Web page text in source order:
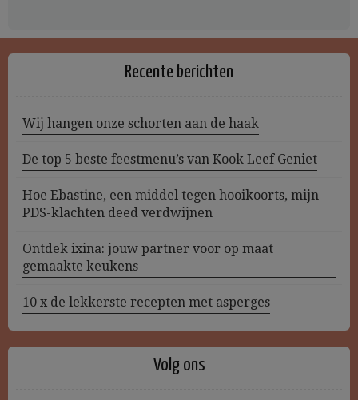
Recente berichten
Wij hangen onze schorten aan de haak
De top 5 beste feestmenu’s van Kook Leef Geniet
Hoe Ebastine, een middel tegen hooikoorts, mijn
PDS-klachten deed verdwijnen
Ontdek ixina: jouw partner voor op maat
gemaakte keukens
10 x de lekkerste recepten met asperges
Volg ons